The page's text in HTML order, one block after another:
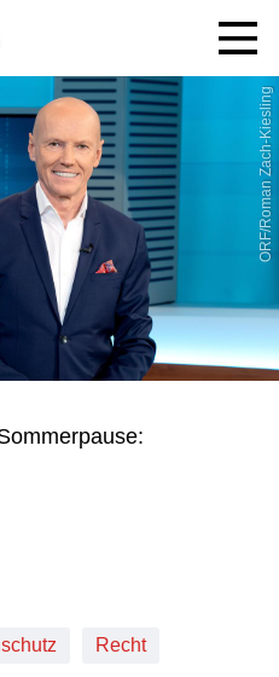
ORF/Roman Zach-Kiesling
Recht